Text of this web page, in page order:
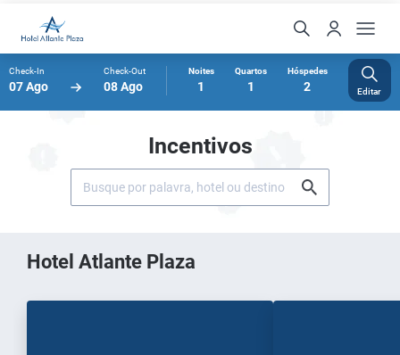
Check-In
07 Ago
Check-Out
08 Ago
Noites
1
Quartos
1
Hóspedes
2 Editar
Incentivos
Hotel Atlante Plaza